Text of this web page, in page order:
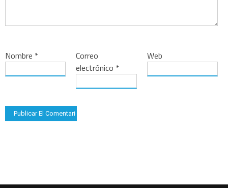
Nombre *
Correo
electrónico *
Web